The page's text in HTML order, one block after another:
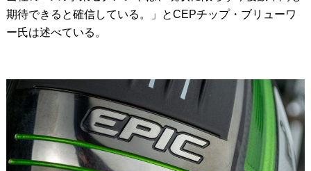
期待できると確信している。」とCEPチップ・ブリューワ
ー氏は述べている。